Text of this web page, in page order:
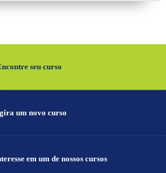
seu curso
um novo curso
em um de nossos cursos